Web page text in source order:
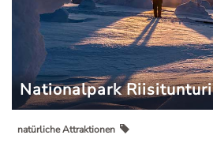
Nationalpark Riisitunturi
natürliche Attraktionen